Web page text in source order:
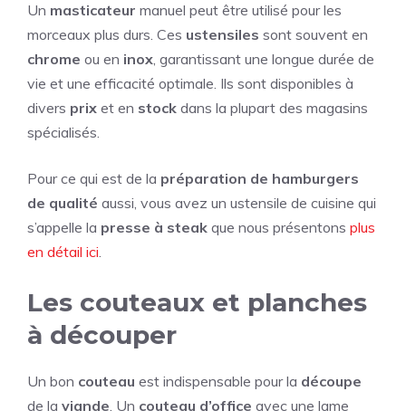
Un masticateur manuel peut être utilisé pour les
morceaux plus durs. Ces ustensiles sont souvent en
chrome ou en inox, garantissant une longue durée de
vie et une efficacité optimale. Ils sont disponibles à
divers prix et en stock dans la plupart des magasins
spécialisés.
Pour ce qui est de la préparation de hamburgers
de qualité aussi, vous avez un ustensile de cuisine qui
s’appelle la presse à steak que nous présentons plus
en détail ici.
Les couteaux et planches
à découper
Un bon couteau est indispensable pour la découpe
de la viande. Un couteau d’office avec une lame